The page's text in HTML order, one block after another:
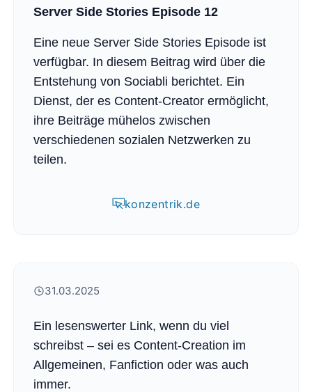
Server Side Stories Episode 12
Eine neue Server Side Stories Episode ist
verfügbar. In diesem Beitrag wird über die
Entstehung von Sociabli berichtet. Ein
Dienst, der es Content-Creator ermöglicht,
ihre Beiträge mühelos zwischen
verschiedenen sozialen Netzwerken zu
teilen.
konzentrik.de
31.03.2025
Ein lesenswerter Link, wenn du viel
schreibst – sei es Content-Creation im
Allgemeinen, Fanfiction oder was auch
immer.